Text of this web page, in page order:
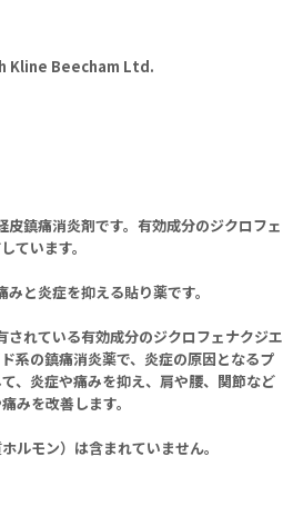
Kline Beecham Ltd.
鎮痛消炎剤です。有効成分のジクロフェ
ています。
と炎症を抑える貼り薬です。
れている有効成分のジクロフェナクジエ
系の鎮痛消炎薬で、炎症の原因となるプ
、炎症や痛みを抑え、肩や腰、関節など
みを改善します。
ルモン）は含まれていません。